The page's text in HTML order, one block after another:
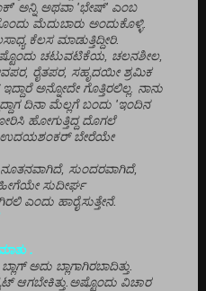
ಅನ್ನಿ ಅಥವಾ 'ಭೇಷ್' ಎಂಬ
ಮೆದುಬಾರು ಅಂದುಕೊಳ್ಳಿ.
ಕೆಲಸ ಮಾಡುತ್ತಿದ್ದೀರಿ.
ಚಟುವಟಿಕೆಯ, ಚಲನಶೀಲ,
ರೈತಪರ, ಸಹೃದಯೀ ಶ್ರಮಿಕ
ಅನ್ನೋದೇ ಗೊತ್ತಿರಲಿಲ್ಲ. ನಾನು
ದಿನಾ ಮೆಲ್ಲಗೆ ಬಂದು 'ಇಂದಿನ
ಹೋಗುತ್ತಿದ್ದ ದೊಗಲೆ
ಉದಯಶಂಕರ್ ಬೇರೆಯೇ
ನೂತನವಾಗಿದೆ, ಸುಂದರವಾಗಿದೆ,
ಸುದೀರ್ಘ
ಎಂದು ಹಾರೈಸುತ್ತೇನೆ.
.
ಅದು ಬ್ಲಾಗಾಗಿರಬಾದಿತ್ತು.
ಆಗಬೇಕಿತ್ತು.ಅಷ್ಟೊಂದು ವಿಚಾರ